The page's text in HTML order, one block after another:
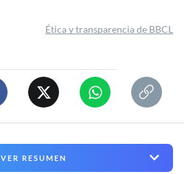
Ética y transparencia de BBCL
VER RESUMEN